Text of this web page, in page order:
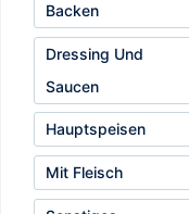
Backen
Dressing Und
Saucen
Hauptspeisen
Mit Fleisch